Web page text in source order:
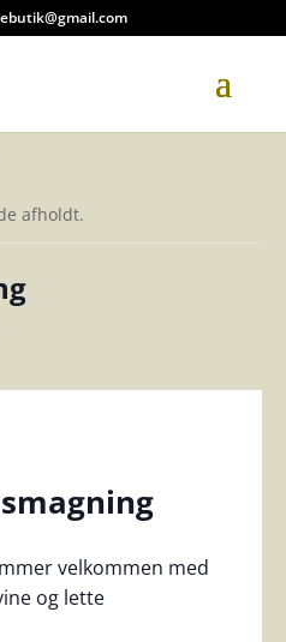
afholdt.
velkommen med
og lette